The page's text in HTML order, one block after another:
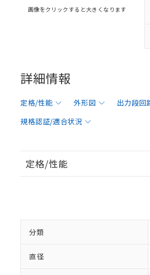
画像をクリックすると大きくなります
詳細情報
定格/性能 外形図 出力段回
規格認証/適合状況
定格/性能
分類
直径